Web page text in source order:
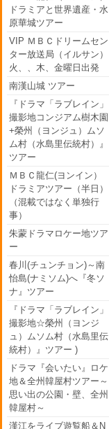
ドラミアと世界遺産・水
原華城ツアー
VIP ＭＢＣドリームセン
ター放送局（イルサン）
火、、木、金曜日出発
南漢山城 ツアー
『ドラマ「ラブレイン」
撮影地コンジアム樹木園
+榮州（ヨンジュ）ムソ
ム村（水島里伝統村）』
ツアー
ＭＢＣ龍仁(ヨンイン）
ドラミアツアー（半日）
（混載ではなく単独行
事）
朱蒙ドラマロケー地ツア
ー
春川(チュンチョン)～南
怡島(ナミソム)へ『冬ソ
ナ』ツアー
『ドラマ「ラブレイン」
撮影地☆榮州（ヨンジ
ュ）ムソム村（水島里伝
統村）』ツアー )
ドラマ『会いたい』ロケ
地＆全州韓屋村ツアー～
思い出の公園・壁、全州
韓屋村～
漢江をライブ遊覧船＆N